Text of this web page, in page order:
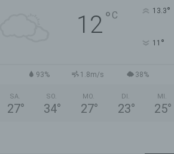
12° C 13.3°
11 °
93% 1.8m/s 38%
SA.
27°
SO.
34°
MO.
27°
DI.
23°
MI.
25°